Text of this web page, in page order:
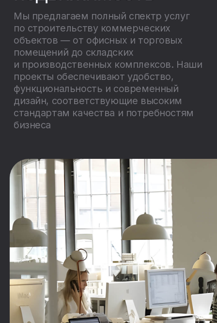
Сэкономим Ваше время,
обеспечив безопасность сделки
с минимальными рисками и
выгодными для Вас условиями.
Подобрать квартиры
ГК «Еврострой» – один из
крупнейших девелоперов
Воронежской области
Политика конфиденциальности
Соглашение на обработку персональных данных